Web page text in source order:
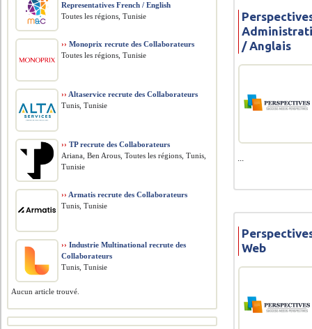
/ Anglais
...
Web
Representatives French / English
Toutes les régions, Tunisie
›› Monoprix recrute des Collaborateurs
Toutes les régions, Tunisie
›› Altaservice recrute des Collaborateurs
Tunis, Tunisie
›› TP recrute des Collaborateurs
Ariana, Ben Arous, Toutes les régions, Tunis,
Tunisie
›› Armatis recrute des Collaborateurs
Tunis, Tunisie
›› Industrie Multinational recrute des
Collaborateurs
Tunis, Tunisie
Aucun article trouvé.